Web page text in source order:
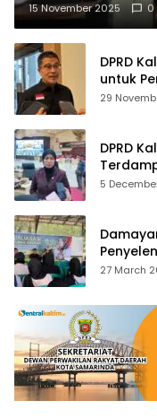
15 November 2025 0
DPRD
untuk
Agama
29
DPRD
Pusat
5
dan
27 March